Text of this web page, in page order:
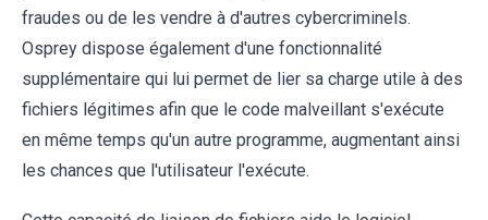
fraudes ou de les vendre à d'autres cybercriminels.
Osprey dispose également d'une fonctionnalité
supplémentaire qui lui permet de lier sa charge utile à des
fichiers légitimes afin que le code malveillant s'exécute
en même temps qu'un autre programme, augmentant ainsi
les chances que l'utilisateur l'exécute.